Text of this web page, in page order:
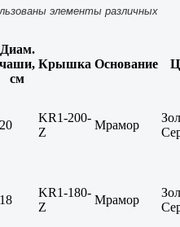
элементы различных
Диам.
чаши,
см
Крышка Основание
20
KR1-200-
Z
Мрамор
18
KR1-180-
Z
Мрамор